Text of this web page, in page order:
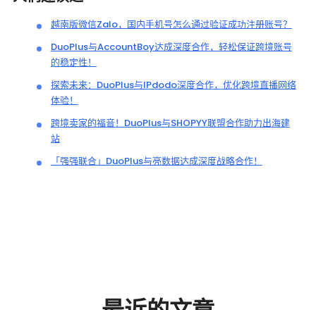
越南版微信Zalo，国内手机号怎么通过验证成功注册账号？
DuoPlus与AccountBoy达成深度合作，轻松保证跨境账号
的稳定性！
探索未来：DuoPlus与IPdodo深度合作，优化跨境直播网络
体验！
跨境卖家的福音！DuoPlus与SHOPYY联盟合作助力出海建
站
「强强联合」DuoPlus与亮数据达成深度战略合作！